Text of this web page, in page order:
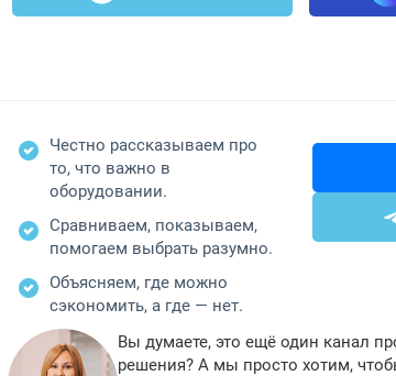
Честно рассказываем про
то, что важно в
оборудовании.
Сравниваем, показываем,
помогаем выбрать разумно.
Объясняем, где можно
сэкономить, а где — нет.
Вы думаете, это ещё один канал
решения? А мы просто хотим,